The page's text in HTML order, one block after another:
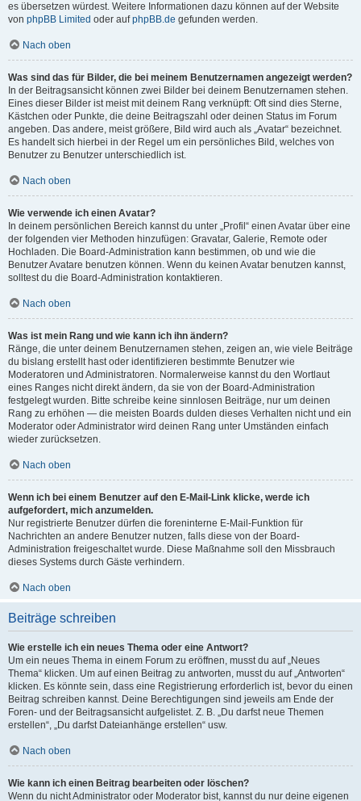
es übersetzen würdest. Weitere Informationen dazu können auf der Website
von phpBB Limited oder aufphpBB.de gefunden werden.
Nach oben
Was sind das für Bilder, die bei meinem Benutzernamen angezeigt werden?
In der Beitragsansicht können zwei Bilder bei deinem Benutzernamen stehen.
Eines dieser Bilder ist meist mit deinem Rang verknüpft: Oft sind dies Sterne,
Kästchen oder Punkte, die deine Beitragszahl oder deinen Status im Forum
angeben. Das andere, meist größere, Bild wird auch als „Avatar“ bezeichnet.
Es handelt sich hierbei in der Regel um ein persönliches Bild, welches von
Benutzer zu Benutzer unterschiedlich ist.
Nach oben
Wie verwende ich einen Avatar?
In deinem persönlichen Bereich kannst du unter „Profil“ einen Avatar über eine
der folgenden vier Methoden hinzufügen: Gravatar, Galerie, Remote oder
Hochladen. Die Board-Administration kann bestimmen, ob und wie die
Benutzer Avatare benutzen können. Wenn du keinen Avatar benutzen kannst,
solltest du die Board-Administration kontaktieren.
Nach oben
Was ist mein Rang und wie kann ich ihn ändern?
Ränge, die unter deinem Benutzernamen stehen, zeigen an, wie viele Beiträge
du bislang erstellt hast oder identifizieren bestimmte Benutzer wie
Moderatoren und Administratoren. Normalerweise kannst du den Wortlaut
eines Ranges nicht direkt ändern, da sie von der Board-Administration
festgelegt wurden. Bitte schreibe keine sinnlosen Beiträge, nur um deinen
Rang zu erhöhen — die meisten Boards dulden dieses Verhalten nicht und ein
Moderator oder Administrator wird deinen Rang unter Umständen einfach
wieder zurücksetzen.
Nach oben
Wenn ich bei einem Benutzer auf den E-Mail-Link klicke, werde ich
aufgefordert, mich anzumelden.
Nur registrierte Benutzer dürfen die foreninterne E-Mail-Funktion für
Nachrichten an andere Benutzer nutzen, falls diese von der Board-
Administration freigeschaltet wurde. Diese Maßnahme soll den Missbrauch
dieses Systems durch Gäste verhindern.
Nach oben
Beiträge schreiben
Wie erstelle ich ein neues Thema oder eine Antwort?
Um ein neues Thema in einem Forum zu eröffnen, musst du auf „Neues
Thema“ klicken. Um auf einen Beitrag zu antworten, musst du auf „Antworten“
klicken. Es könnte sein, dass eine Registrierung erforderlich ist, bevor du einen
Beitrag schreiben kannst. Deine Berechtigungen sind jeweils am Ende der
Foren- und der Beitragsansicht aufgelistet. Z. B. „Du darfst neue Themen
erstellen“, „Du darfst Dateianhänge erstellen“ usw.
Nach oben
Wie kann ich einen Beitrag bearbeiten oder löschen?
Wenn du nicht Administrator oder Moderator bist, kannst du nur deine eigenen